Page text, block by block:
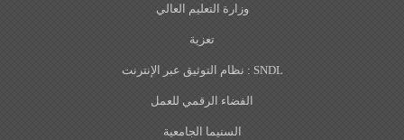
وزارة التعليم العالي
تعزية
SNDL : نظام التوثيق عبر الإنترنت
الفضاء الرقمي للعمل
السنيما الجامعية